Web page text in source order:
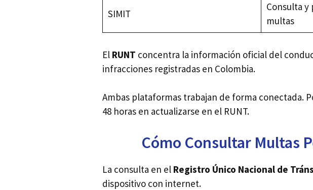
SIMIT
Consulta y
multas
El RUNT concentra la información oficial del
infracciones registradas en Colombia.
Ambas plataformas trabajan de forma conectada.
48 horas en actualizarse en el RUNT.
Cómo Consultar Multas
La consulta en el Registro Único Nacional de
dispositivo con internet.